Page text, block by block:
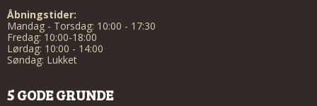
Åbningstider:
Mandag - Torsdag: 10:00 - 17:30
Fredag: 10:00-18:00
Lørdag: 10:00 - 14:00
Søndag: Lukket
5 GODE GRUNDE